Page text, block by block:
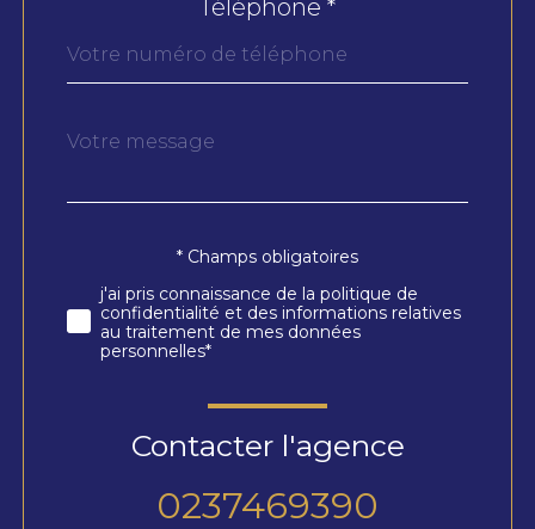
Téléphone *
Fieldset
défaut
Message
Validation* Champs obligatoires
j'ai pris connaissance de la politique de
confidentialité et des informations relatives
au traitement de mes données
personnelles*
Contacter l'agence
0237469390